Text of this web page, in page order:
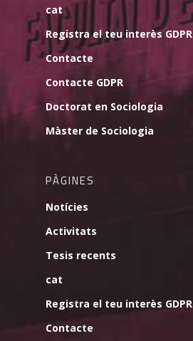
cat
Registra el teu interès GDPR
Contacte
Contacte GDPR
Doctorat en Sociologia
Màster de Sociologia
PÀGINES
Notícies
Activitats
Tesis recents
cat
Registra el teu interès GDPR
Contacte